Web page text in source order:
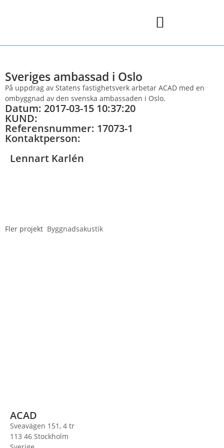
Sveriges ambassad i Oslo
På uppdrag av Statens fastighetsverk arbetar ACAD med en
ombyggnad av den svenska ambassaden i Oslo.
Datum: 2017-03-15 10:37:20
KUND:
Referensnummer: 17073-1
Kontaktperson:
Lennart Karlén
Fler projekt Byggnadsakustik
ACAD
Sveavägen 151, 4 tr
113 46 Stockholm